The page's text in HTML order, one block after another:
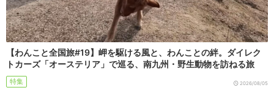
【わんこと全国旅#19】岬を駆ける風と、わんことの絆。ダイレク
トカーズ「オーステリア」で巡る、南九州・野生動物を訪ねる旅
特集 2026/08/05